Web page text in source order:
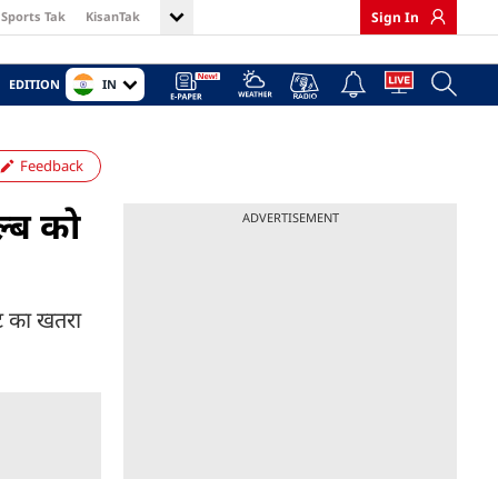
Sports Tak KisanTak Sign In
EDITION IN
Feedback
को
का खतरा
ADVERTISEMENT